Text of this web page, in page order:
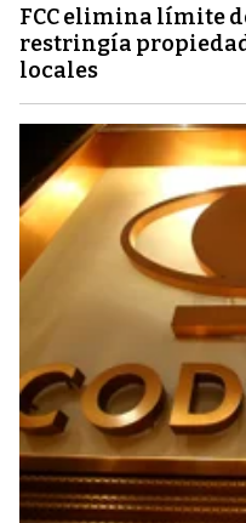
FCC elimina límite
restringía
locales